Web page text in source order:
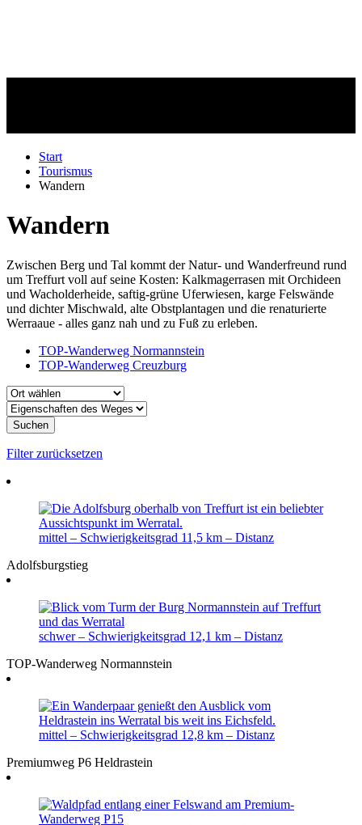
Start
Tourismus
Wandern
Wandern
Zwischen Berg und Tal kommt der Natur- und Wanderfreund rund
um Treffurt voll auf seine Kosten: Kalkmagerrasen mit Orchideen
und Wacholderheide, saftig-grüne Uferwiesen, karge Felswände
und dichter Mischwald, alte Obstplantagen und die renaturierte
Werraaue - alles ganz nah und zu Fuß zu erleben.
TOP-Wanderweg Normannstein
TOP-Wanderweg Creuzburg
Suchen
Filter zurücksetzen
mittel – Schwierigkeitsgrad 11,5 km – Distanz
Adolfsburgstieg
schwer– Schwierigkeitsgrad 12,1 km – Distanz
TOP-Wanderweg Normannstein
mittel – Schwierigkeitsgrad 12,8 km – Distanz
Premiumweg P6 Heldrastein